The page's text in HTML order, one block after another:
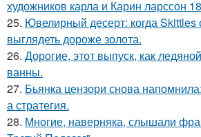
художников карла и Карин ларссон
25. Ювелирный десерт: когда Skittles
выглядеть дороже золота.
26. Дорогие, этот выпуск, как
ванны.
27. Бьянка цензори снова
а стратегия.
28. Многие, наверняка, слышали